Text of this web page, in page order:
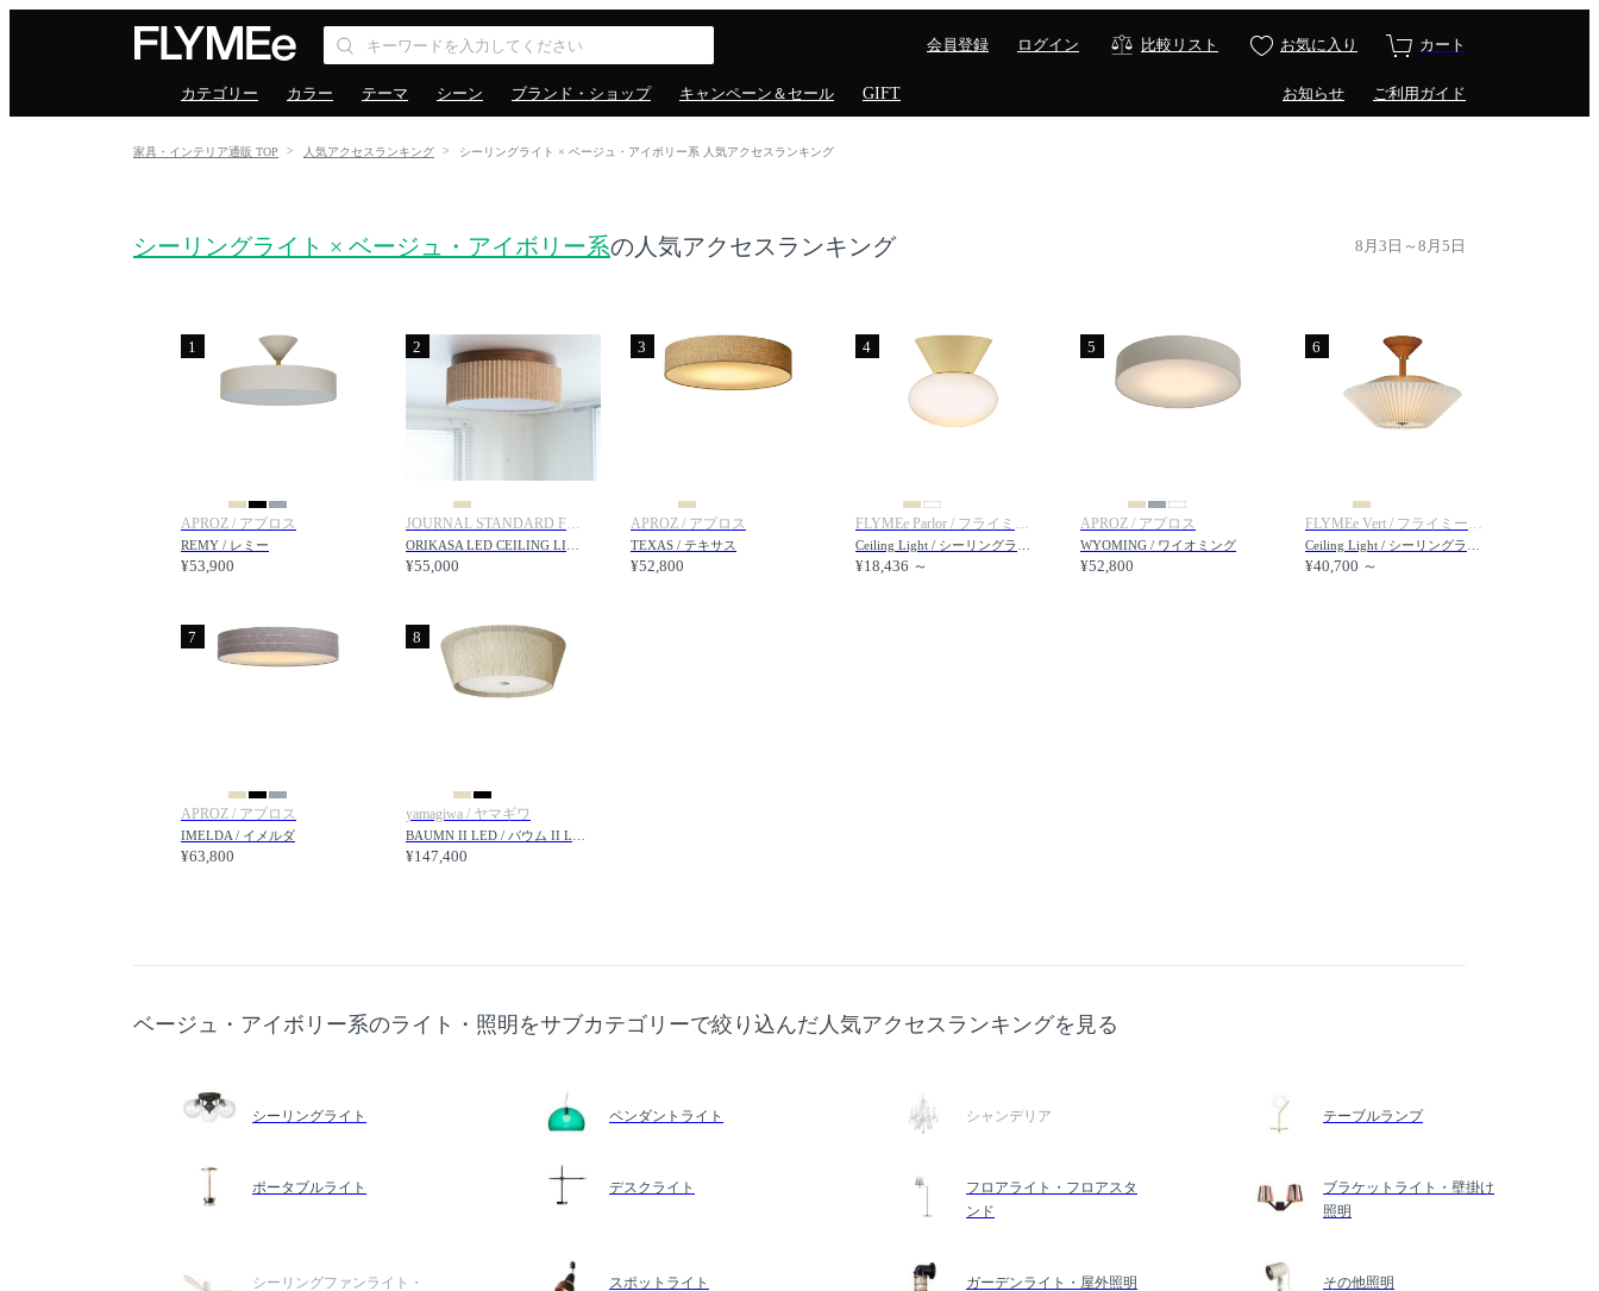
会員登録 ログイン 比較リスト お気に入り カート
カテゴリー カラー テーマ シーン ブランド・ショップ キャンペーン＆セール GIFT お知らせ ご利用ガイド
家具・インテリア通販 TOP 人気アクセスランキング シーリングライト × ベージュ・アイボリー系 人気アクセスランキング
シーリングライト × ベージュ・アイボリー系の人気アクセスランキング 8月3日～8月5日
1
APROZ / アプロス
REMY / レミー
¥53,900
2
¥55,000
3
APROZ / アプロス
TEXAS / テキサス
¥52,800
4
¥18,436 ～
5
APROZ / アプロス
WYOMING / ワイオミング
¥52,800
6
¥40,700 ～
7
APROZ / アプロス
IMELDA / イメルダ
¥63,800
8
yamagiwa / ヤマギワ
¥147,400
ベージュ・アイボリー系のライト・照明をサブカテゴリーで絞り込んだ人気アクセスランキングを見る
シーリングライト ペンダントライト シャンデリア テーブルランプ
ポータブルライト デスクライト
フロアライト・フロアスタ
ンド
ブラケットライト・壁掛け
照明
シーリングファンライト・
スポットライト ガーデンライト・屋外照明 その他照明